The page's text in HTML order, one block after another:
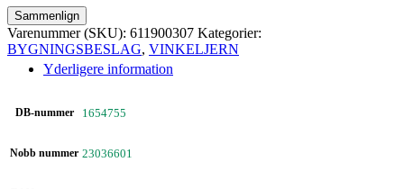
Sammenlign
Varenummer (SKU): 611900307 Kategorier:
BYGNINGSBESLAG, VINKELJERN
Yderligere information
DB-nummer 1654755
Nobb nummer 23036601